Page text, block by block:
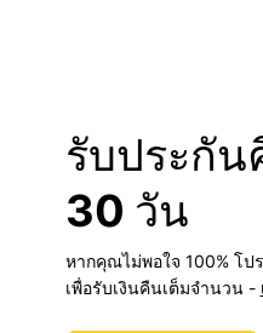
รับประกัน
30 วัน
หากคุณไม่พอใจ 100% โป
เพื่อรับเงินคืนเต็มจำนวน -